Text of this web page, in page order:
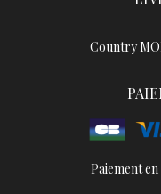
Country
Paiement